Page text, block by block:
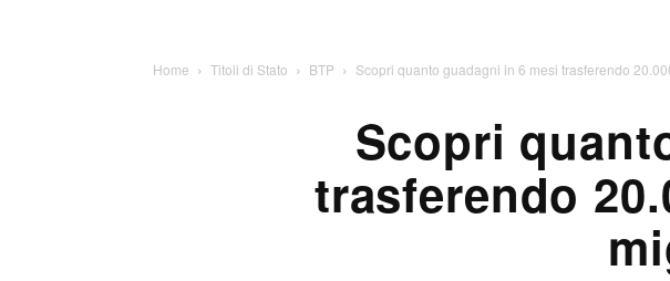
Home Titoli di Stato BTP Scopri quanto guadagni in 6 mesi trasferendo
Scopri
trasferendo